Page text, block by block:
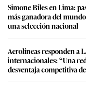
Simone Biles en Lima:
más ganadora del
una selección nacional
Aerolíneas responden a
internacionales: “Una
desventaja competitiva